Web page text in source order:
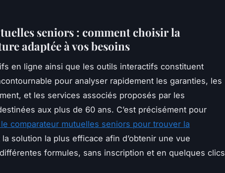
seniors : comment choisir la
adaptée à vos besoins
en ligne ainsi que les outils interactifs constituent
pour analyser rapidement les garanties, les
et les services associés proposés par les
aux plus de 60 ans. C’est précisément pour
comparateur mutuelles seniors pour trouver la
solution la plus efficace afin d’obtenir une vue
formules, sans inscription et en quelques clics